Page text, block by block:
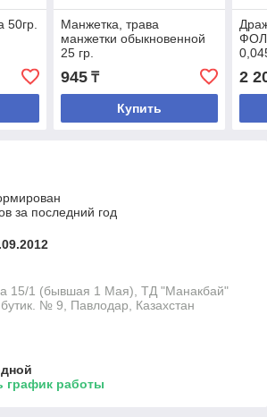
50гр.
Манжетка, трава
манжетки обыкновенной
25 гр.
945₸
Купить
2
за последний год
15/1 (бывшая 1 Мая), ТД "Манакбай"
№ 9, Павлодар, Казахстан
график работы